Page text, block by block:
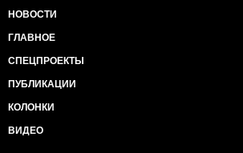
НОВОСТИ
ГЛАВНОЕ
СПЕЦПРОЕКТЫ
ПУБЛИКАЦИИ
КОЛОНКИ
ВИДЕО